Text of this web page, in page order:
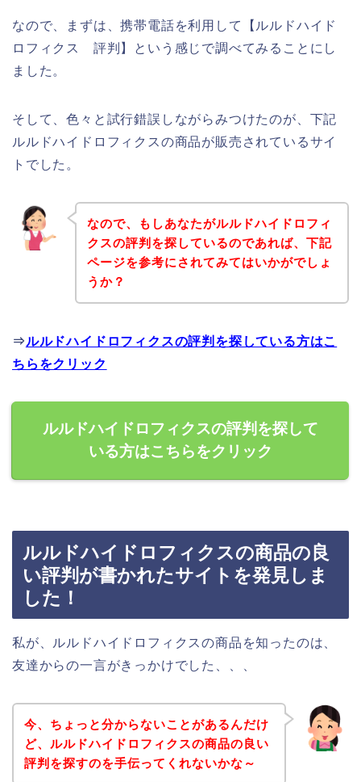
なので、まずは、携帯電話を利用して【ルルドハイド
ロフィクス 評判】という感じで調べてみることにし
ました。
そして、色々と試行錯誤しながらみつけたのが、下記
ルルドハイドロフィクスの商品が販売されているサイ
トでした。
なので、もしあなたがルルドハイドロフィ
クスの評判を探しているのであれば、下記
ページを参考にされてみてはいかがでしょ
うか？
⇒ルルドハイドロフィクスの評判を探している方はこ
ちらをクリック
ルルドハイドロフィクスの評判を探して
いる方はこちらをクリック
ルルドハイドロフィクスの商品の良
い評判が書かれたサイトを発見しま
した！
私が、ルルドハイドロフィクスの商品を知ったのは、
友達からの一言がきっかけでした、、、
今、ちょっと分からないことがあるんだけ
ど、ルルドハイドロフィクスの商品の良い
評判を探すのを手伝ってくれないかな～